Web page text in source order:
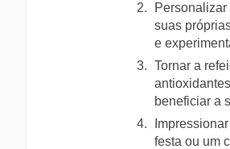
suas
e
Tornar a
beneficiar a
festa ou um